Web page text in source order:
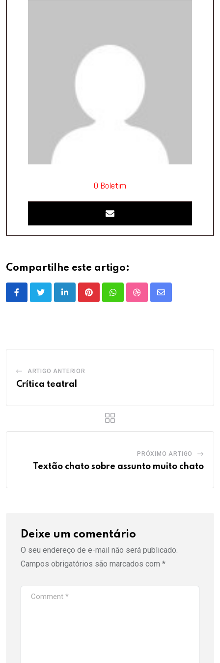
O Boletim
Compartilhe este artigo:
LinkedInPinterestWhatsappStumbleUpon
Share
ARTIGO ANTERIOR
Crítica teatral
PRÓXIMO ARTIGO
Textão chato sobre assunto muito chato
Deixe um comentário
O seu endereço de e-mail não será publicado.
Campos obrigatórios são marcados com *